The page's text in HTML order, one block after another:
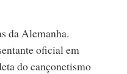
da Alemanha.
oficial em
do cançonetismo